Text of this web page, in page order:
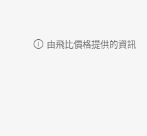
——無論是阿爾卑斯山上的風雪
由飛比價格提供的資訊